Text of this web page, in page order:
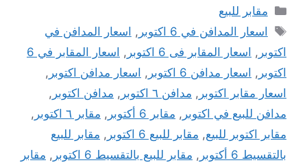
التصنيفات
مقابر للبيع
الوسوم
اسعار المدافن في 6 اكتوبر , اسعار المدافن في
اكتوبر , اسعار المقابر فى 6 اكتوبر ,
اسعار المقابر في 6
اكتوبر , اسعار مدافن 6 اكتوبر , اسعار مدافن اكتوبر ,
اسعار مقابر اكتوبر , مدافن ٦ اكتوبر , مدافن اكتوبر ,
مدافن للبيع في اكتوبر , مقابر 6 أكتوبر , مقابر ٦ اكتوبر
,
مقابر اكتوبر للبيع, مقابر للبيع 6 اكتوبر , مقابر للبيع
بالتقسيط 6 أكتوبر
, مقابر للبيع بالتقسيط 6 اكتوبر , مقابر